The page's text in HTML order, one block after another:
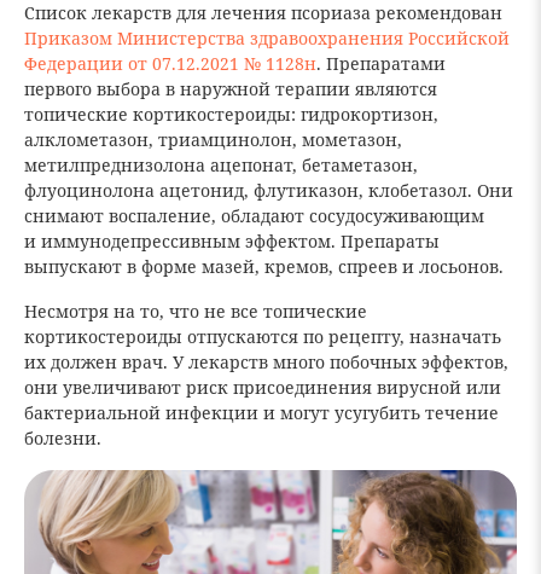
Список лекарств для лечения псориаза рекомендован
Приказом Министерства здравоохранения Российской
Федерации от 07.12.2021 № 1128н. Препаратами
первого выбора в наружной терапии являются
топические кортикостероиды: гидрокортизон,
алклометазон, триамцинолон, мометазон,
метилпреднизолона ацепонат, бетаметазон,
флуоцинолона ацетонид, флутиказон, клобетазол. Они
снимают воспаление, обладают сосудосуживающим
и иммунодепрессивным эффектом. Препараты
выпускают в форме мазей, кремов, спреев и лосьонов.
Несмотря на то, что не все топические
кортикостероиды отпускаются по рецепту, назначать
их должен врач. У лекарств много побочных эффектов,
они увеличивают риск присоединения вирусной или
бактериальной инфекции и могут усугубить течение
болезни.